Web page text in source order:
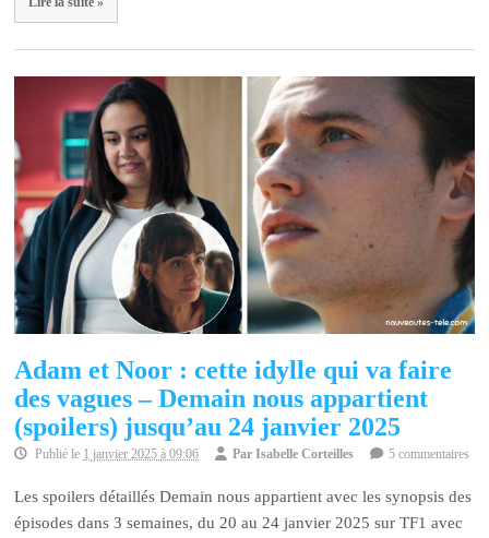
Adam et Noor : cette idylle qui va faire
des vagues – Demain nous appartient
(spoilers) jusqu’au 24 janvier 2025
Publié le 1 janvier 2025 à 09:06 ParIsabelle Corteilles 5 commentaires
Les spoilers détaillés Demain nous appartient avec les synopsis des
épisodes dans 3 semaines, du 20 au 24 janvier 2025 sur TF1 avec